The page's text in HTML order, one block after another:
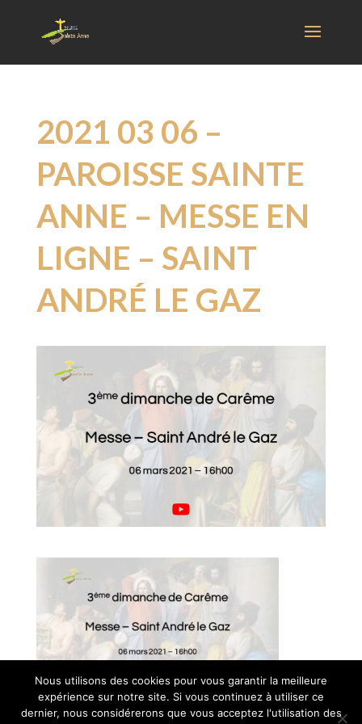
2021 03 06 –
PAROISSE SAINTE
ANNE – MESSE EN
LIGNE – SAINT
ANDRÉ LE GAZ
© Paroisse Sainte-Anne - Maison paroissiale Place de l'église -
Nous utilisons des cookies pour vous garantir la meilleure
expérience sur notre site. Si vous continuez à utiliser ce
dernier, nous considérerons que vous acceptez l'utilisation des